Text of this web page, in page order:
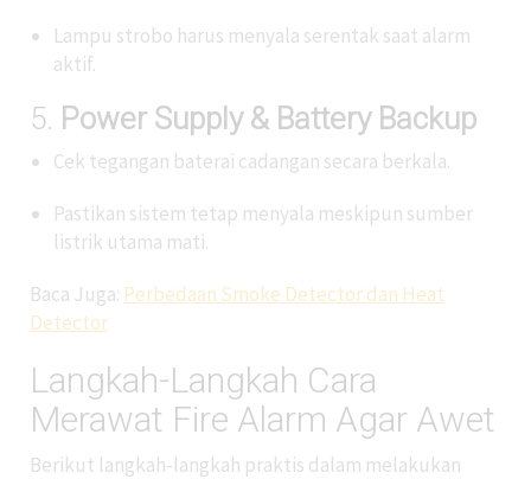
Lampu strobo harus menyala serentak saat alarm
aktif.
5. Power Supply & Battery Backup
Cek tegangan baterai cadangan secara berkala.
Pastikan sistem tetap menyala meskipun sumber
listrik utama mati.
Baca Juga: Perbedaan Smoke Detector dan Heat
Detector
Langkah-Langkah Cara
Merawat Fire Alarm Agar Awet
Berikut langkah-langkah praktis dalam melakukan